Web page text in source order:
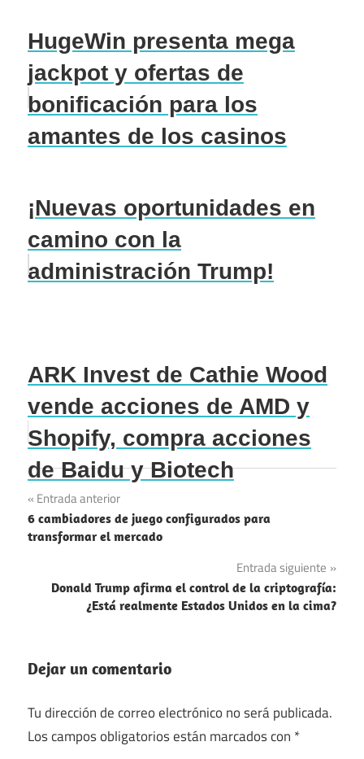
HugeWin presenta mega
jackpot y ofertas de
bonificación para los
amantes de los casinos
¡Nuevas oportunidades en
camino con la
administración Trump!
ARK Invest de Cathie Wood
vende acciones de AMD y
Shopify, compra acciones
de Baidu y Biotech
Navegación
de
Entrada anterior
6 cambiadores de juego configurados para
transformar el mercado
Entrada siguiente
Donald Trump afirma el control de la criptografía:
¿Está realmente Estados Unidos en la cima?
Dejar un comentario
Tu dirección de correo electrónico no será publicada.
Los campos obligatorios están marcados con *